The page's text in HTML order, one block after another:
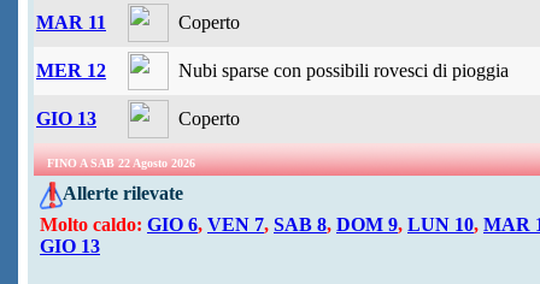
MAR 11 Coperto
MER 12 Nubi sparse con possibili rovesci di pioggia
GIO 13 Coperto
FINO A SAB 22 Agosto 2026
Allerte rilevate
Molto caldo: GIO 6, VEN 7, SAB 8, DOM 9, LUN 10, MAR
GIO 13